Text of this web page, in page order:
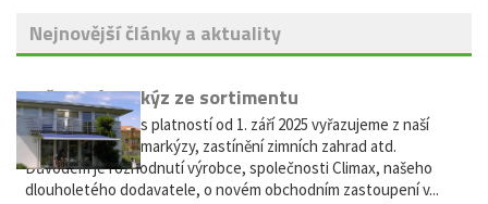
Nejnovější články a aktuality
Vyřazení markýz ze sortimentu
Vážení zákazníci, s platností od 1. září 2025 vyřazujeme z naší
nabídky výsuvné markýzy, zastínění zimních zahrad atd.
Důvodem je rozhodnutí výrobce, společnosti Climax, našeho
dlouholetého dodavatele, o novém obchodním zastoupení v...